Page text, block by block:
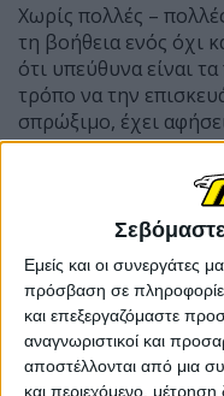
Εμείς και οι συνεργάτες
πρόσβαση σε
και επεξεργαζόμαστε
αναγνωριστικοί και
αποστέλλονται από μια
και περιεχόμενο,
Χωρίς πολλές –
τη βοήθεια ενός όχι
ότι υπεύθυνα είναι
τρόπο να την
σπρώξιμο, έχει
σε άλλο σημείο, και
αυτός ο πρόλογος,
για να γίνει
Φτάνει λοιπόν σε ένα
βαρετό σημείο του
δεις» εθνικές οδούς
μουλιάσει καλύτερα,
είναι έτοιμος να τα